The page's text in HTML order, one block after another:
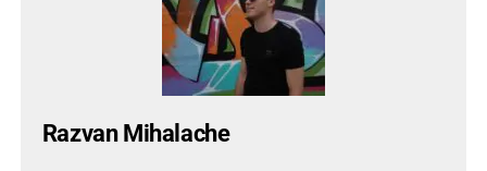
Razvan Mihalache